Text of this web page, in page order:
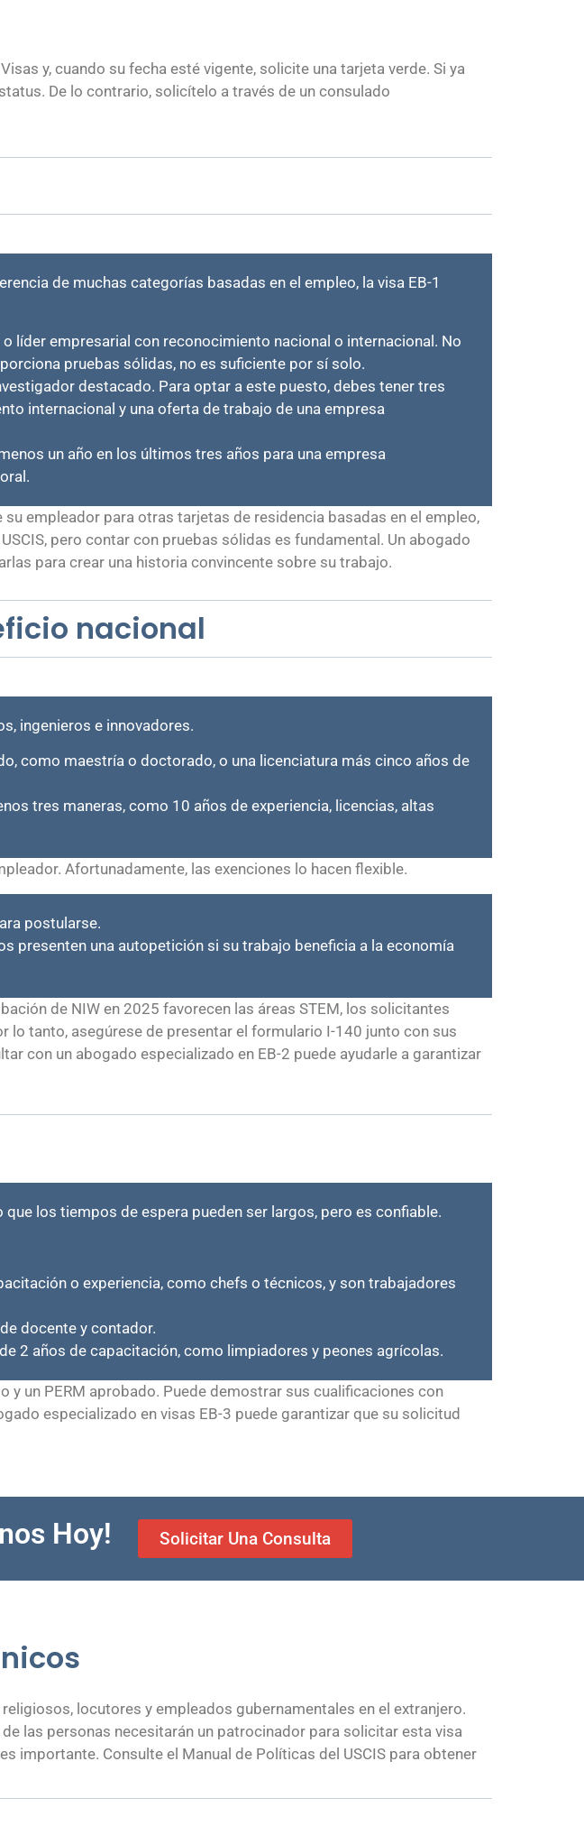
y, cuando su fecha esté vigente, solicite una tarjeta verde. Si ya
De lo contrario, solicítelo a través de un consulado
de muchas categorías basadas en el empleo, la visa EB-1
líder empresarial con reconocimiento nacional o internacional. No
pruebas sólidas, no es suficiente por sí solo.
destacado. Para optar a este puesto, debes tener tres
internacional y una oferta de trabajo de una empresa
un año en los últimos tres años para una empresa
empleador para otras tarjetas de residencia basadas en el empleo,
pero contar con pruebas sólidas es fundamental. Un abogado
para crear una historia convincente sobre su trabajo.
nacional
ingenieros e innovadores.
como maestría o doctorado, o una licenciatura más cinco años de
tres maneras, como 10 años de experiencia, licencias, altas
Afortunadamente, las exenciones lo hacen flexible.
postularse.
presenten una autopetición si su trabajo beneficia a la economía
de NIW en 2025 favorecen las áreas STEM, los solicitantes
lo tanto, asegúrese de presentar el formulario I-140 junto con sus
con un abogado especializado en EB-2 puede ayudarle a garantizar
los tiempos de espera pueden ser largos, pero es confiable.
o experiencia, como chefs o técnicos, y son trabajadores
docente y contador.
2 años de capacitación, como limpiadores y peones agrícolas.
un PERM aprobado. Puede demostrar sus cualificaciones con
especializado en visas EB-3 puede garantizar que su solicitud
Hoy! Solicitar Una Consulta
locutores y empleados gubernamentales en el extranjero.
las personas necesitarán un patrocinador para solicitar esta visa
importante. Consulte el Manual de Políticas del USCIS para obtener